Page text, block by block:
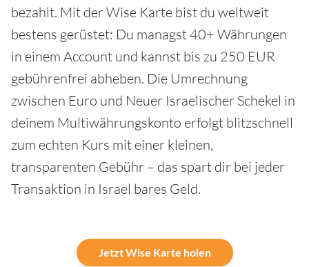
bezahlt. Mit der Wise Karte bist du weltweit
bestens gerüstet: Du managst 40+ Währungen
in einem Account und kannst bis zu 250 EUR
gebührenfrei abheben. Die Umrechnung
zwischen Euro und Neuer Israelischer Schekel in
deinem Multiwährungskonto erfolgt blitzschnell
zum echten Kurs mit einer kleinen,
transparenten Gebühr – das spart dir bei jeder
Transaktion in Israel bares Geld.
Jetzt Wise Karte holen